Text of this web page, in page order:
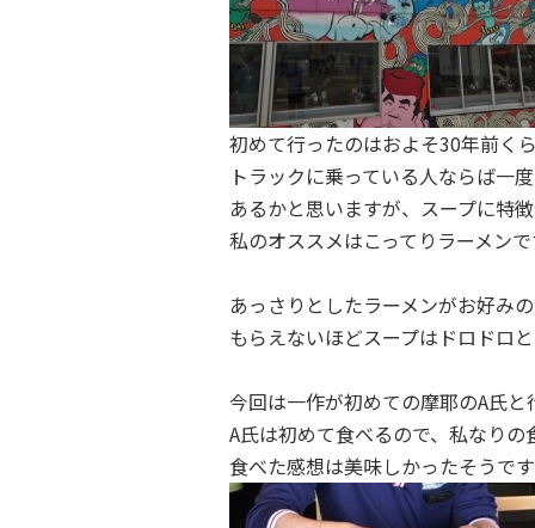
初めて行ったのはおよそ30年前く
トラックに乗っている人ならば一
あるかと思いますが、スープに特
私のオススメはこってりラーメン
あっさりとしたラーメンがお好み
もらえないほどスープはドロドロ
今回は一作が初めての摩耶のA氏と
A氏は初めて食べるので、私なり
食べた感想は美味しかったそうです